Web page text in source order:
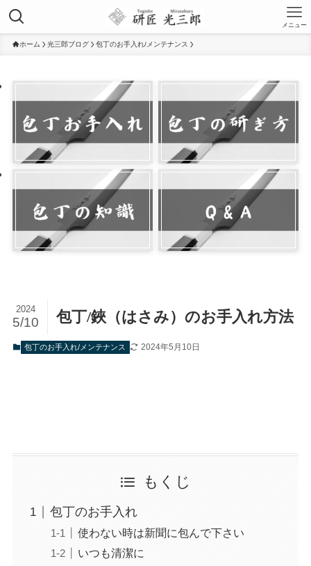
メニュー
ホーム 光三郎ブログ 包丁のお手入れ/メンテナンス
包丁/鋏（はさみ）のお手入れ方法
2024
5/10
包丁のお手入れ/メンテナンス 2024年5月10日
もくじ
包丁のお手入れ
使わない時は新聞に包んで下さい
いつも清潔に